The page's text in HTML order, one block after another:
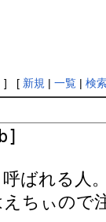
] [ 新規 | 一覧| 検